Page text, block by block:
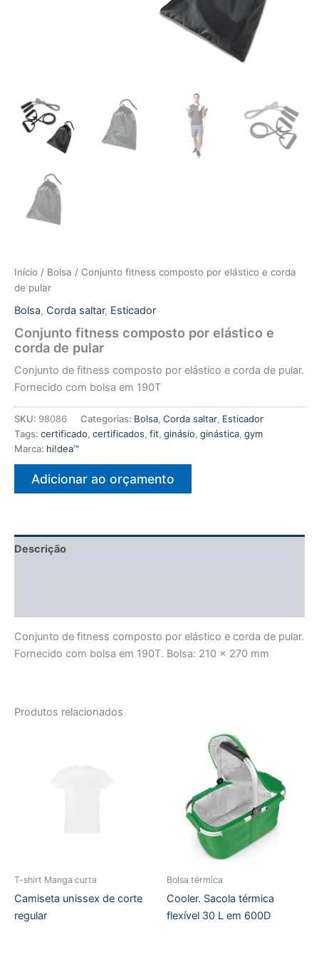
Início / Bolsa / Conjunto fitness composto por elástico e corda
de pular
Bolsa, Corda saltar, Esticador
Conjunto fitness composto por elástico e
corda de pular
Conjunto de fitness composto por elástico e corda de pular.
Fornecido com bolsa em 190T
SKU: 98086 Categorias: Bolsa, Corda saltar, Esticador
Tags: certificado, certificados, fit, ginásio, ginástica, gym
Marca: hi!dea™
Adicionar ao orçamento
Descrição
Conjunto de fitness composto por elástico e corda de pular.
Fornecido com bolsa em 190T. Bolsa: 210 x 270 mm
Produtos relacionados
T-shirt Manga curta
Camiseta unissex de corte
regular
Bolsa térmica
Cooler. Sacola térmica
flexível 30 L em 600D